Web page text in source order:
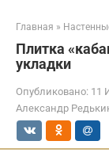
Главная »
Плитка
укладки
Опубликовано: 11
Александр